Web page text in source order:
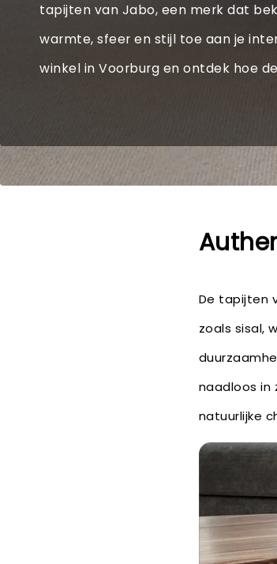
tapijten van Jabo, een merk dat
warmte, sfeer en stijl toe aan je
winkel in Voorburg en ontdek hoe
De tapijten
zoals sisal,
naadloos in
natuurlijke